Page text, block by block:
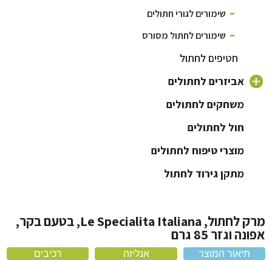
אוכל לחתולי רחוב
אוכל לחתול עם בעיות בדרכי השתן
שימורים לגורי חתולים
שימורים לחתול מסורס
חטיפים לחתול
אביזרים לחתולים
ארגז חול לחתול
כלוב לחתול ותיקי נשיאה
כלי אוכל לחתול
מיטה לחתול
משחקים לחתולים
חול לחתולים
מוצרי טיפוח לחתולים
מתקן גירוד לחתול
מרק לחתול, Le Specialita Italiana, בטעם בקר,
וגזר 85 גרם
תיאור המוצר אנליזה רכיבים